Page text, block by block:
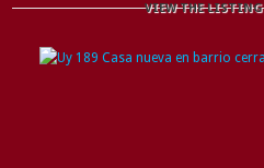
VIEW THE LISTING